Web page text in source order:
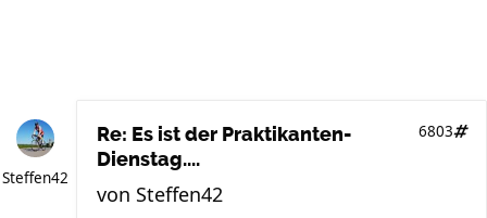
Steffen42
Re: Es ist der Praktikanten-
Dienstag....
6803
von Steffen42